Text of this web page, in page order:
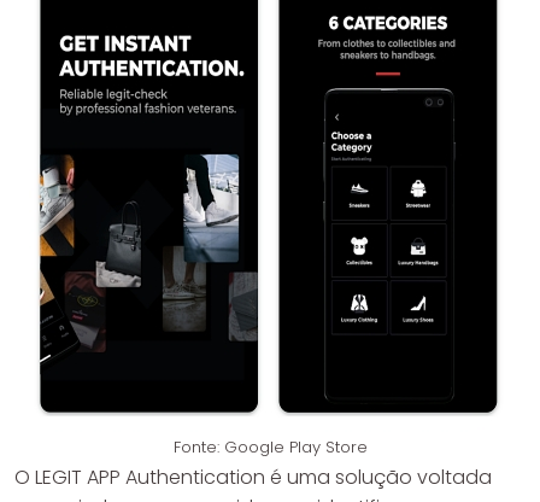
Fonte: Google Play Store
O LEGIT APP Authentication é uma solução voltada